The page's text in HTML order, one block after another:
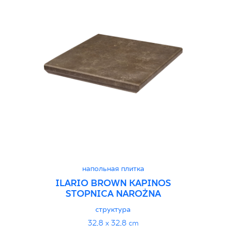
напольная плитка
ILARIO BROWN KAPINOS
STOPNICA NAROŻNA
структура
32,8 x 32,8 cm